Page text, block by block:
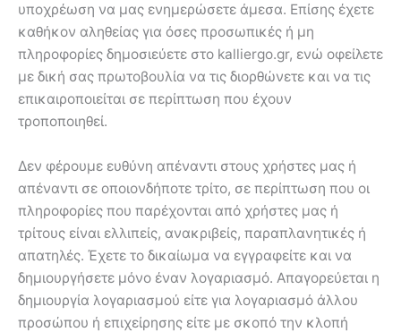
υποχρέωση να μας ενημερώσετε άμεσα. Επίσης έχετε
καθήκον αληθείας για όσες προσωπικές ή μη
πληροφορίες δημοσιεύετε στο kalliergo.gr, ενώ οφείλετε
με δική σας πρωτοβουλία να τις διορθώνετε και να τις
επικαιροποιείται σε περίπτωση που έχουν
τροποποιηθεί.
Δεν φέρουμε ευθύνη απέναντι στους χρήστες μας ή
απέναντι σε οποιονδήποτε τρίτο, σε περίπτωση που οι
πληροφορίες που παρέχονται από χρήστες μας ή
τρίτους είναι ελλιπείς, ανακριβείς, παραπλανητικές ή
απατηλές. Έχετε το δικαίωμα να εγγραφείτε και να
δημιουργήσετε μόνο έναν λογαριασμό. Απαγορεύεται η
δημιουργία λογαριασμού είτε για λογαριασμό άλλου
προσώπου ή επιχείρησης είτε με σκοπό την κλοπή